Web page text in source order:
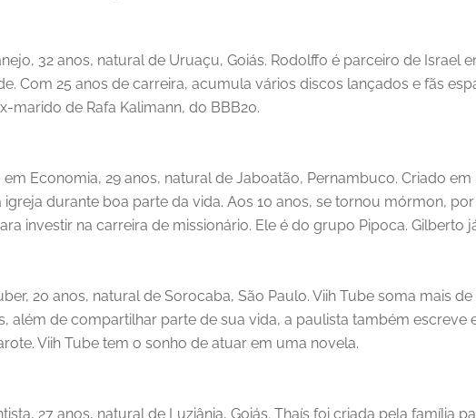
32 anos, natural de Uruaçu, Goiás. Rodolffo é parceiro de
Com 25 anos de carreira, acumula vários discos lançados e fãs
marido de Rafa Kalimann, do BBB20.
Economia, 29 anos, natural de Jaboatão, Pernambuco. Criado
igreja durante boa parte da vida. Aos 10 anos, se tornou mórmon,
investir na carreira de missionário. Ele é do grupo Pipoca. Gilberto
20 anos, natural de Sorocaba, São Paulo. Viih Tube soma mais
além de compartilhar parte de sua vida, a paulista também
Viih Tube tem o sonho de atuar em uma novela.
27 anos, natural de Luziânia, Goiás. Thaís foi criada pela família